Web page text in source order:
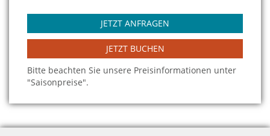
JETZT ANFRAGEN
JETZT BUCHEN
Bitte beachten Sie unsere Preisinformationen unter
"Saisonpreise".